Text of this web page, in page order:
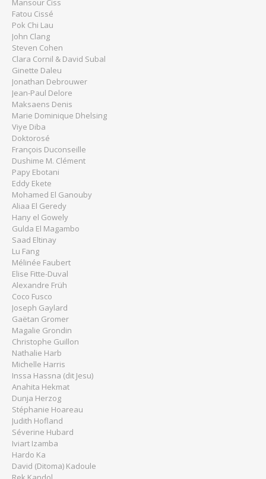
Mansour Ciss
Fatou Cissé
Pok Chi Lau
John Clang
Steven Cohen
Clara Cornil & David Subal
Ginette Daleu
Jonathan Debrouwer
Jean-Paul Delore
Maksaens Denis
Marie Dominique Dhelsing
Viye Diba
Doktorosé
François Duconseille
Dushime M. Clément
Papy Ebotani
Eddy Ekete
Mohamed El Ganouby
Aliaa El Geredy
Hany el Gowely
Gulda El Magambo
Saad Eltinay
Lu Fang
Mélinée Faubert
Elise Fitte-Duval
Alexandre Früh
Coco Fusco
Joseph Gaylard
Gaëtan Gromer
Magalie Grondin
Christophe Guillon
Nathalie Harb
Michelle Harris
Inssa Hassna (dit Jesu)
Anahita Hekmat
Dunja Herzog
Stéphanie Hoareau
Judith Hofland
Séverine Hubard
Iviart Izamba
Hardo Ka
David (Ditoma) Kadoule